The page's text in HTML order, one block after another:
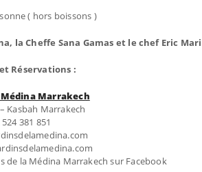
( hors boissons )
la Cheffe Sana Gamas​ et le chef Eric
Réservations :
Médina Marrakech
Kasbah Marrakech
381 851
de la Médina Marrakech sur Facebook